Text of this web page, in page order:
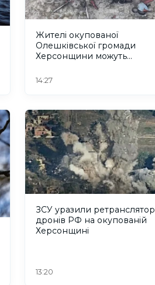
Жителі окупованої
Олешківської громади
Херсонщини можуть
допомогу
14:27
ЗСУ уразили ретранслятор
дронів РФ на окупованій
Херсонщині
13:20